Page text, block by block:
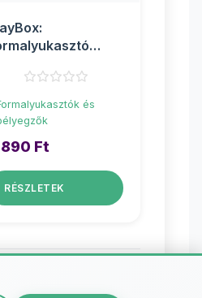
és
Ft
RÉSZLETEK